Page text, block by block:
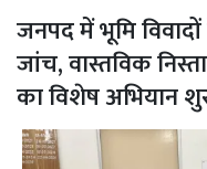
जनपद में भूमि
जांच, वास्तविक
का विशेष अभियान